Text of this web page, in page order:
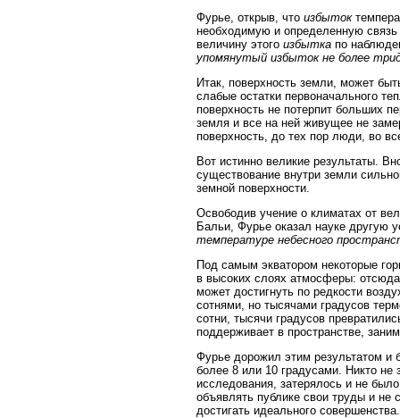
Фурье, открыв, что избыток
необходимую и определенную
величину этого избытка по
упомянутый избыток не более
Итак, поверхность земли, может
слабые остатки первоначального
поверхность не потерпит больших
земля и все на ней живущее не
поверхность, до тех пор люди, во
Вот истинно великие результаты.
существование внутри земли
земной поверхности.
Освободив учение о климатах от
Бальи, Фурье оказал науке другую
температуре небесного
Под самым экватором некоторые
в высоких слоях атмосферы:
может достигнуть по редкости
сотнями, но тысячами градусов
сотни, тысячи градусов
поддерживает в пространстве,
Фурье дорожил этим результатом и
более 8 или 10 градусами. Никто
исследования, затерялось и не
объявлять публике свои труды и не
достигать идеального совершенства.